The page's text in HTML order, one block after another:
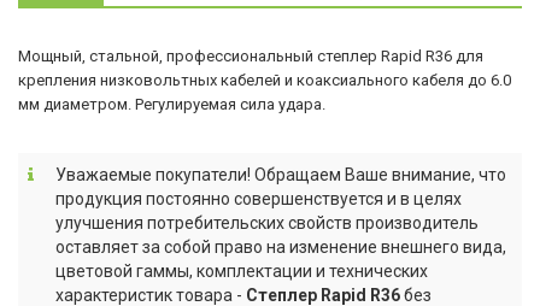
Мощный, стальной, профессиональный степлер Rapid R36 для
крепления низковольтных кабелей и коаксиального кабеля до 6.0
мм диаметром. Регулируемая сила удара.
Уважаемые покупатели! Обращаем Ваше внимание, что
продукция постоянно совершенствуется и в целях
улучшения потребительских свойств производитель
оставляет за собой право на изменение внешнего вида,
цветовой гаммы, комплектации и технических
характеристик товара - Степлер Rapid R36без